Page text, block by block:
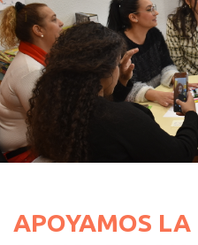
APOYAMOS LA